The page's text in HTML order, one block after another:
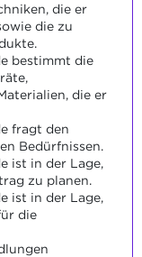
die er
die zu
bestimmt die
die er
fragt den
Bedürfnissen.
ist in der Lage,
zu planen.
ist in der Lage,
die